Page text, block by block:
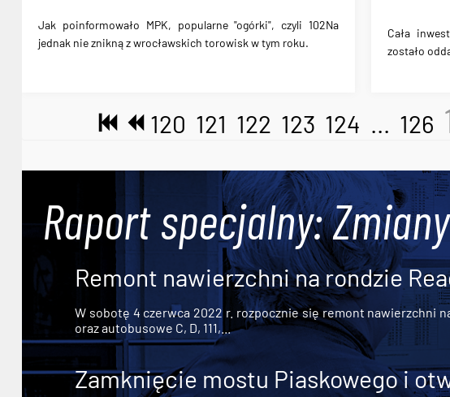
Jak poinformowało MPK, popularne "ogórki", czyli 102Na
jednak nie znikną z wrocławskich torowisk w tym roku.
Cała
zostało
120 121 122 123 124 ... 126
Raport specjalny:
Remont nawierzchni na rondzie
W sobotę 4 czerwca 2022 r. rozpocznie się remont nawierzchni
oraz autobusowe C, D, 111,...
Zamknięcie mostu Piaskowego i